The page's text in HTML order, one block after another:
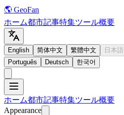
🌎 GeoFan
ホーム都市記事特集ツール概要
English 简体中文 繁體中文 日本語
Português
Deutsch 한국어
ホーム都市記事特集ツール概要
Appearance